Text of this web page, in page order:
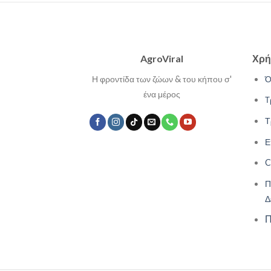
AgroViral
Η φροντίδα των ζώων & του κήπου σ'
ένα μέρος